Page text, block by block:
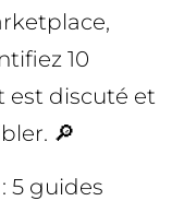
10
est discuté et
🔎
5 guides